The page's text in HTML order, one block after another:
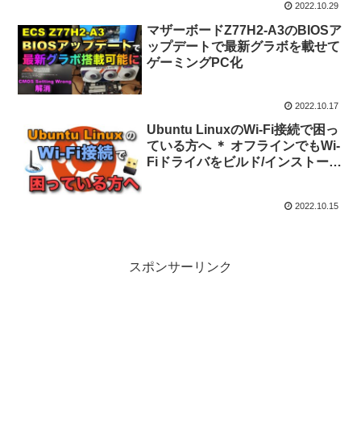
2022.10.29
マザーボードZ77H2-A3のBIOSア
ップデートで最新グラボを載せて
ゲーミングPC化
2022.10.17
Ubuntu LinuxのWi-Fi接続で困っ
ている方へ ＊ オフラインでもWi-
Fiドライバをビルド/インストール
2022.10.15
スポンサーリンク